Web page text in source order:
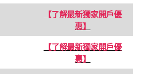
【了解最新獨家開戶優
惠】
【了解最新獨家開戶優
惠】